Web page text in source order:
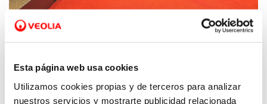
Esta página web usa cookies
Utilizamos cookies propias y de terceros para analizar
nuestros servicios y mostrarte publicidad relacionada
Veolia reafirma su compromiso con la
ciencia e innovación en Asturias